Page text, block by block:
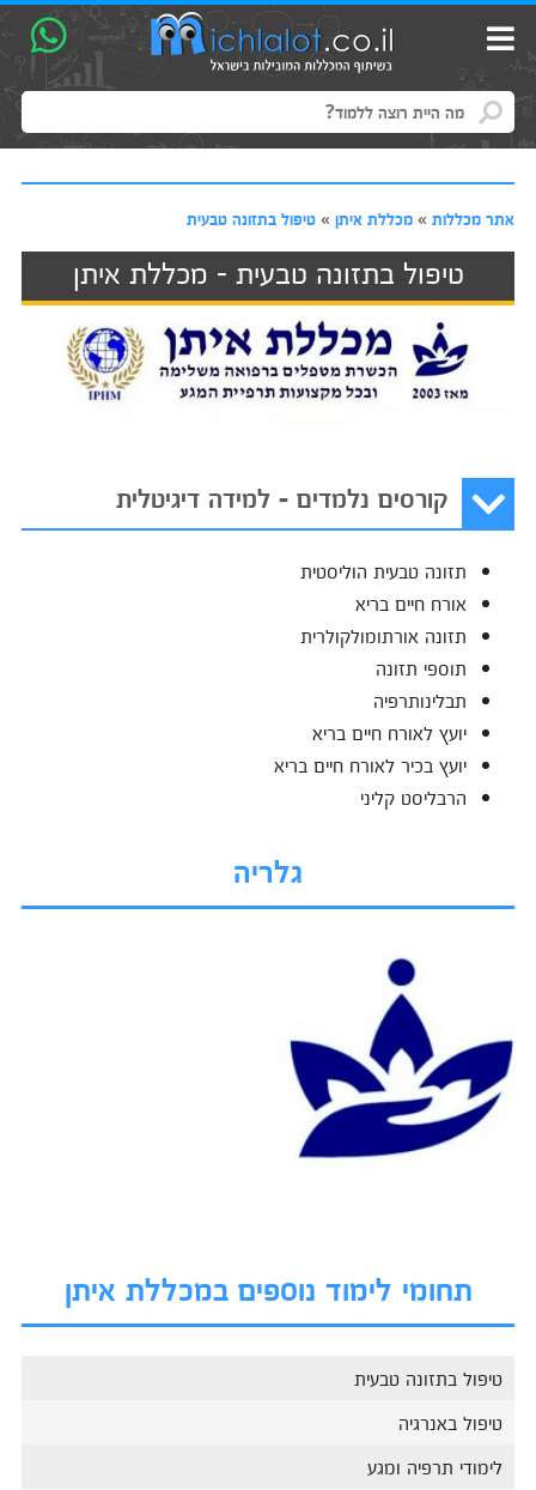
אתר מכללות» מכללת איתן» טיפול בתזונה טבעית
טיפול בתזונה טבעית - מכללת איתן
קורסים נלמדים - למידה דיגיטלית
תזונה טבעית הוליסטית
אורח חיים בריא
תזונה אורתומולקולרית
תוספי תזונה
תבלינותרפיה
יועץ לאורח חיים בריא
יועץ בכיר לאורח חיים בריא
הרבליסט קליני
גלריה
תחומי לימוד נוספים במכללת איתן
טיפול בתזונה טבעית
טיפול באנרגיה
לימודי תרפיה ומגע